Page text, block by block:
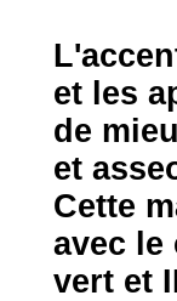
et les
de
et
Cette
avec le
vert et